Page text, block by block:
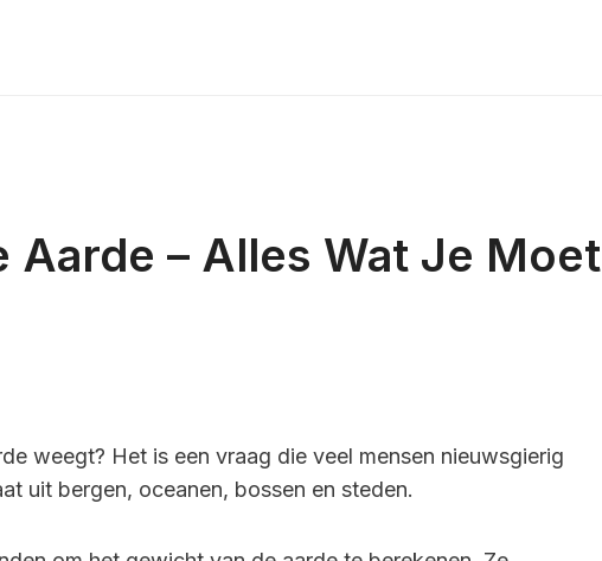
Aarde – Alles Wat Je Moet
weegt? Het is een vraag die veel mensen nieuwsgierig
uit bergen, oceanen, bossen en steden.